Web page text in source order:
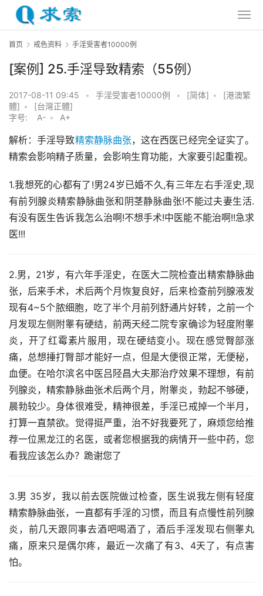
首页 戒色资料 手淫受害者10000例
[案例] 25.手淫导致精索（55例）
2017-08-11 09:45 • 手淫受害者10000例 • [简体] •
[港澳繁
體] •
[台灣正體]
字号:
A- • A+
解析：手淫导致精索静脉曲张，这在西医已经完全证实了。
精索会影响精子质量，会影响生育功能，大家要引起重视。
1.我想死的心都有了!男24岁已婚不久,有三年左右手淫史,现
有前列腺炎精索静脉曲张和阴茎静脉曲张!不能过夫妻生活.
有没有医生告诉我怎么治啊!不想手术!中医能不能治啊!!急求
医!!!
2.男，21岁，有六年手淫史，在医大二院检查出精索静脉曲
张，后来手术，术后两个月恢复良好，后来检查前列腺液发
现有4~5个脓细胞，吃了半个月前列舒通片好转，之前一个
月发现左侧附睾有硬结，前两天经二院专家确诊为轻度附睾
炎，开了红霉素片服用，现在硬结变小。现在感觉臀部涨
痛，总想捶打臀部才能好一点，但是大便很正常，无便秘，
血便。在哈尔滨名中医吕陉昌大夫那治疗效果不理想，有前
列腺炎，精索静脉曲张术后两个月，附睾炎，勃起不够硬，
晨勃较少。身体很难受，精神很差，手淫已戒掉一个半月，
打算一直禁欲。觉得挺严重，治不好我要死了，麻烦您给推
荐一位黑龙江的名医，或者您根据我的病情开一些中药，您
看我应该怎么办？跪谢您了
3.男 35岁，我以前去医院做过检查，医生说我左侧有轻度
精索静脉曲张，一直都有手淫的习惯，而且有点慢性前列腺
炎，前几天跟同事去酒吧喝酒了，酒后手淫发现右侧睾丸
痛，原来只是偶尔疼，最近一次痛了有3、4天了，有点害
怕。